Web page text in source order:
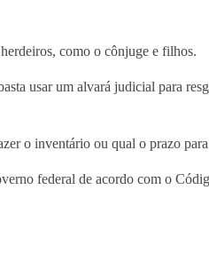
como o cônjuge e filhos.
usar um alvará judicial para
o inventário ou qual o prazo
federal de acordo com o